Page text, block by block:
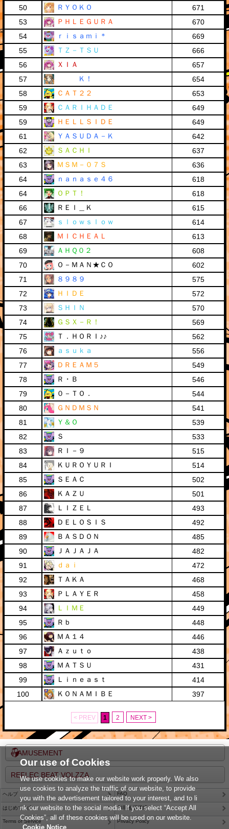
50
ＲＹＯＫＯ
671
53
ＰＨＬＥＧＵＲＡ
670
54
ｒｉｓａｍｉ＊
669
55
ＴＺ－ＴＳＵ
666
56
ＸＩＡ
657
57
Ｋ！
654
58
ＣＡＴ２２
653
59
ＣＡＲＩＨＡＤＥ
649
59
ＨＥＬＬＳＩＤＥ
649
61
ＹＡＳＵＤＡ－Ｋ
642
62
ＳＡＣＨＩ
637
63
ＭＳＭ－０７Ｓ
636
64
ｎａｎａｓｅ４６
618
64
ＯＰＴ！
618
66
ＲＥＩ＿Ｋ
615
67
ｓｌｏｗｓｌｏｗ
614
68
ＭＩＣＨＥＡＬ
613
69
ＡＨＱ０２
608
70
Ｏ－ＭＡＮ★ＣＯ
602
71
８９８９
575
72
ＨＩＤＥ
572
73
ＳＨＩＮ
570
74
ＧＳＸ－Ｒ！
569
75
Ｔ．ＨＯＲＩ♪♪
562
76
ａｓｕｋａ
556
77
ＤＲＥＡＭ５
549
78
Ｒ・Ｂ
546
79
０－ＴＯ．
544
80
ＧＮＤＭＳＮ
541
81
Ｙ＆Ｏ
539
82
Ｓ
533
83
ＲＩ－９
515
84
ＫＵＲＯＹＵＲＩ
514
85
ＳＥＡＣ
502
86
ＫＡＺＵ
501
87
ＬＩＺＥＬ
493
88
ＤＥＬＯＳＩＳ
492
89
ＢＡＳＤＯＮ
485
90
ＪＡＪＡＪＡ
482
91
ｄａｉ
472
92
ＴＡＫＡ
468
93
ＰＬＡＹＥＲ
458
94
ＬＩＭＥ
449
95
Ｒｂ
448
96
ＭＡ１４
446
97
Ａｚｕｔｏ
438
98
ＭＡＴＳＵ
431
99
Ｌｉｎｅａｓｔ
414
100
ＫＯＮＡＭＩＢＥ 397
< PREV 1 2 NEXT >
e-AMUSEMENT
REFLEC BEAT VOLZZA
ヘルプ FAQ
はじめての方 利用推奨環境
Terms of Service Privacy Policy
Our use of Cookies
We use cookies to make our website work properly. We also
use cookies to analyze the traffic of our website, to provide
you with the advertisement tailored to your interest, and to li
nk our website to the social media. If you select “Accept All
Cookies”, all of these cookies will be used on our website.
Cookie Notice